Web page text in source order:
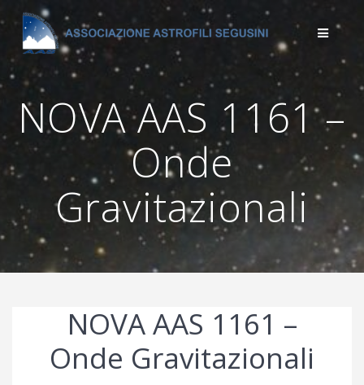
Salta
al
contenuto
NOVA AAS 1161 –
Onde
Gravitazionali
NOVA AAS 1161 –
Onde Gravitazionali